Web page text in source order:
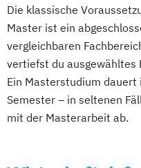
Die klassische
Master ist ein
vergleichbaren
vertiefst du ausgewähltes
Ein Masterstudium
Semester – in seltenen
mit der Masterarbeit ab.